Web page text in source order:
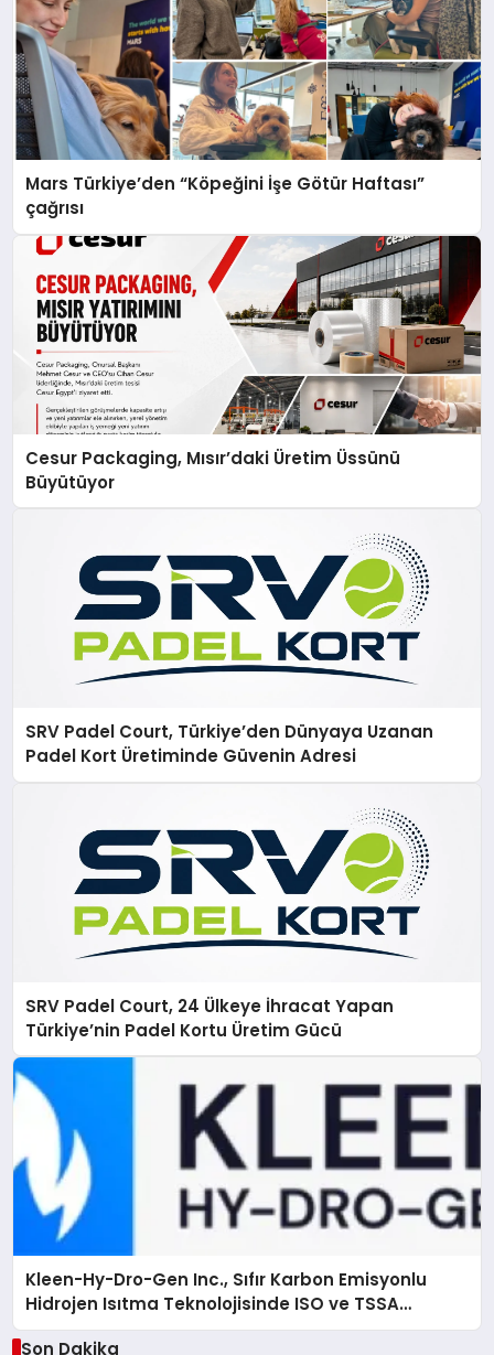
Mars Türkiye’den “Köpeğini İşe Götür Haftası”
çağrısı
Cesur Packaging, Mısır’daki Üretim Üssünü
Büyütüyor
SRV Padel Court, Türkiye’den Dünyaya Uzanan
Padel Kort Üretiminde Güvenin Adresi
SRV Padel Court, 24 Ülkeye İhracat Yapan
Türkiye’nin Padel Kortu Üretim Gücü
Kleen-Hy-Dro-Gen Inc., Sıfır Karbon Emisyonlu
Hidrojen Isıtma Teknolojisinde ISO ve TSSA
Düzenleyici Onaylarını Aldı
Son Dakika